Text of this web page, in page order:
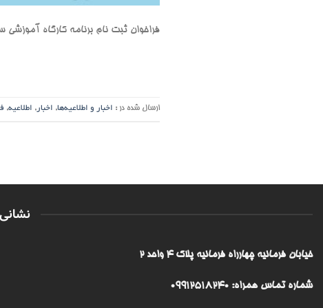
فراخوان ثبت نام برنامه کارگاه آموزشی ساخت غار برفی و
ارسال شده در : اخبار و اطلاعیه‌ها, اخبار , اطلاعیه,
نشانی
خیابان فرمانیه چهارراه فرمانیه پلاک ۴ واحد ۲
شماره تماس همراه: 09912518240